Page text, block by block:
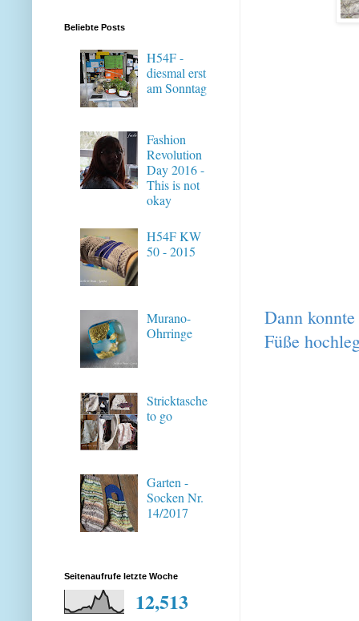
Dann
Füße
Beliebte Posts
H54F -
diesmal erst
am Sonntag
Fashion
Revolution
Day 2016 -
This is not
okay
H54F KW
50 - 2015
Murano-
Ohrringe
Stricktasche
to go
Garten -
Socken Nr.
14/2017
Seitenaufrufe letzte Woche
12,513